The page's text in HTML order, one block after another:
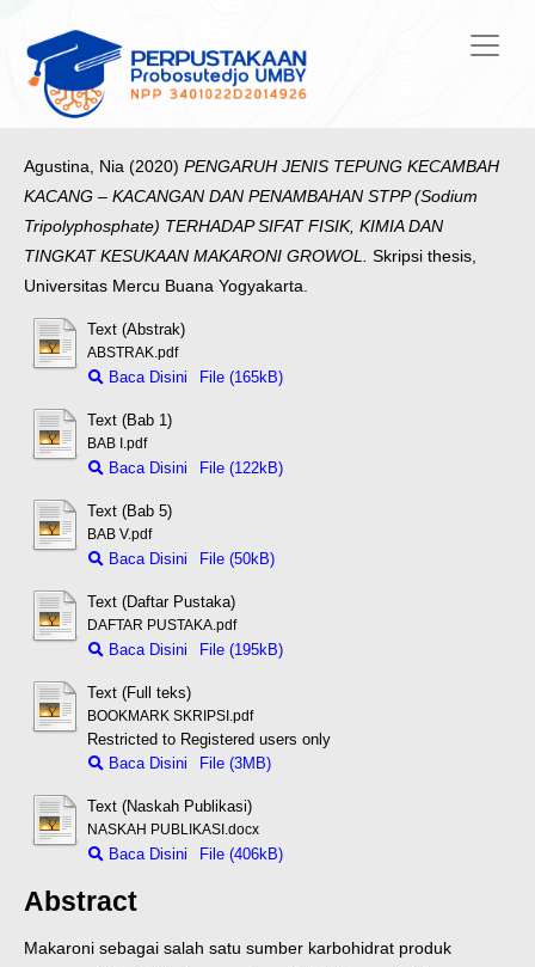
Agustina, Nia (2020) PENGARUH JENIS TEPUNG KECAMBAH
KACANG – KACANGAN DAN PENAMBAHAN STPP (Sodium
Tripolyphosphate) TERHADAP SIFAT FISIK, KIMIA DAN
TINGKAT KESUKAAN MAKARONI GROWOL. Skripsi thesis,
Universitas Mercu Buana Yogyakarta.
Text (Abstrak)
ABSTRAK.pdf
Baca Disini File (165kB)
Text (Bab 1)
BAB I.pdf
Baca Disini File (122kB)
Text (Bab 5)
BAB V.pdf
Baca Disini File (50kB)
Text (Daftar Pustaka)
DAFTAR PUSTAKA.pdf
Baca Disini File (195kB)
Text (Full teks)
BOOKMARK SKRIPSI.pdf
Restricted to Registered users only
Baca Disini
File (3MB)
Text (Naskah Publikasi)
NASKAH PUBLIKASI.docx
Baca Disini File (406kB)
Abstract
Makaroni sebagai salah satu sumber karbohidrat produk